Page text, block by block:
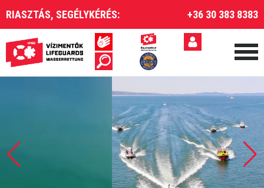
RIASZTÁS, SEGÉLYKÉRÉS: +36 30 383 8383